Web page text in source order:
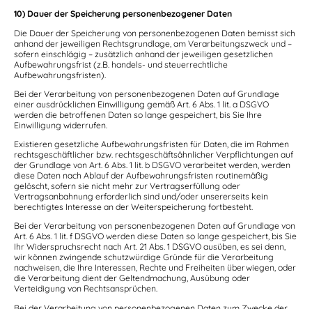
10) Dauer der Speicherung personenbezogener Daten
Die Dauer der Speicherung von personenbezogenen Daten bemisst sich
anhand der jeweiligen Rechtsgrundlage, am Verarbeitungszweck und –
sofern einschlägig – zusätzlich anhand der jeweiligen gesetzlichen
Aufbewahrungsfrist (z.B. handels- und steuerrechtliche
Aufbewahrungsfristen).
Bei der Verarbeitung von personenbezogenen Daten auf Grundlage
einer ausdrücklichen Einwilligung gemäß Art. 6 Abs. 1 lit. a DSGVO
werden die betroffenen Daten so lange gespeichert, bis Sie Ihre
Einwilligung widerrufen.
Existieren gesetzliche Aufbewahrungsfristen für Daten, die im Rahmen
rechtsgeschäftlicher bzw. rechtsgeschäftsähnlicher Verpflichtungen auf
der Grundlage von Art. 6 Abs. 1 lit. b DSGVO verarbeitet werden, werden
diese Daten nach Ablauf der Aufbewahrungsfristen routinemäßig
gelöscht, sofern sie nicht mehr zur Vertragserfüllung oder
Vertragsanbahnung erforderlich sind und/oder unsererseits kein
berechtigtes Interesse an der Weiterspeicherung fortbesteht.
Bei der Verarbeitung von personenbezogenen Daten auf Grundlage von
Art. 6 Abs. 1 lit. f DSGVO werden diese Daten so lange gespeichert, bis Sie
Ihr Widerspruchsrecht nach Art. 21 Abs. 1 DSGVO ausüben, es sei denn,
wir können zwingende schutzwürdige Gründe für die Verarbeitung
nachweisen, die Ihre Interessen, Rechte und Freiheiten überwiegen, oder
die Verarbeitung dient der Geltendmachung, Ausübung oder
Verteidigung von Rechtsansprüchen.